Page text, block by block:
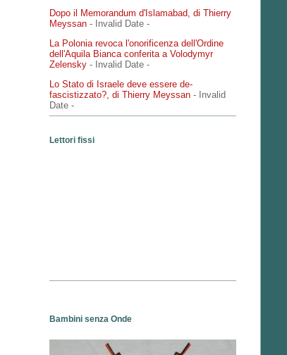
Dopo il Memorandum d'Islamabad, di Thierry
Meyssan - Invalid Date -
La Polonia revoca l'onorificenza dell'Ordine
dell'Aquila Bianca conferita a Volodymyr
Zelensky - Invalid Date -
Lo Stato di Israele deve essere de-
fascistizzato?, di Thierry Meyssan - Invalid
Date -
Lettori fissi
Bambini senza Onde